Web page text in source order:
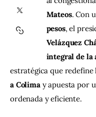
Contacto
Mateos. Con
pesos, el
Velázquez
integral de la
estratégica que
a Colima y apuesta por
ordenada y eficiente.